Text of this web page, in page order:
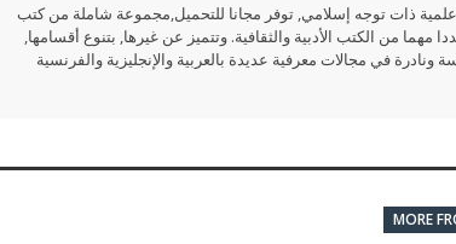
علمية ذات توجه إسلامي, توفر مجانا للتحميل,مجموعة شاملة من كتب
من الكتب الأدبية والثقافية. وتتميز عن غيرها, بتنوع أقسامها,
في مجالات معرفية عديدة بالعربية والإنجليزية والفرنسية
MORE